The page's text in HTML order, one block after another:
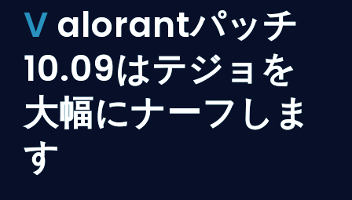
V alorantパッチ
10.09はテジョを
大幅にナーフしま
す